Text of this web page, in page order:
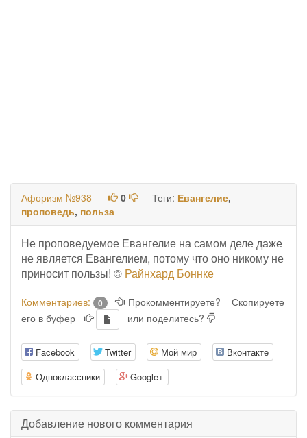
Афоризм №938 0 Теги: Евангелие,
проповедь, польза
Не проповедуемое Евангелие на самом деле даже
не является Евангелием, потому что оно никому не
приносит пользы! © Райнхард Боннке
Комментариев: 0 Прокомментируете?
Скопируете
его в буфер
или поделитесь?
Facebook Twitter Мой мир
Вконтакте
Одноклассники
Google+
Добавление нового комментария